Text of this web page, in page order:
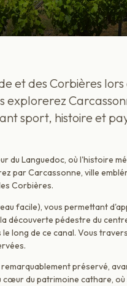
et des Corbières
explorerez
sport, histoire et
du Languedoc, où l'histoire
par Carcassonne, ville
Corbières.
facile), vous permettant
découverte pédestre du
long de ce canal. Vous
préservé,
du patrimoine cathare,